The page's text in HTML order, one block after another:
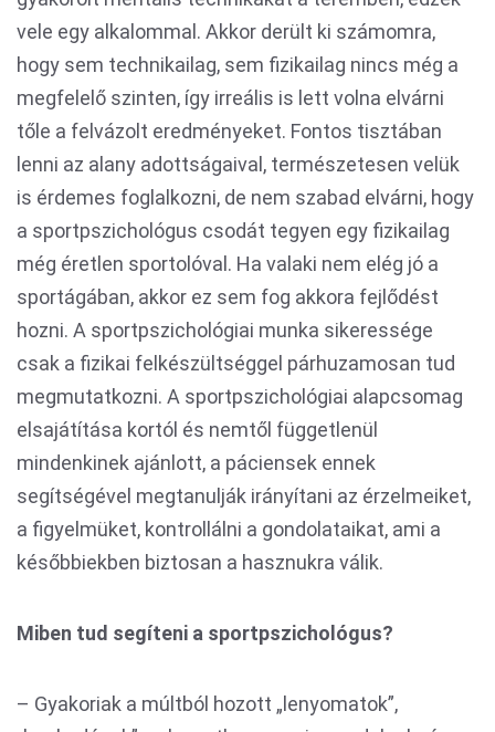
vele egy alkalommal. Akkor derült ki számomra,
hogy sem technikailag, sem fizikailag nincs még a
megfelelő szinten, így irreális is lett volna elvárni
tőle a felvázolt eredményeket. Fontos tisztában
lenni az alany adottságaival, természetesen velük
is érdemes foglalkozni, de nem szabad elvárni, hogy
a sportpszichológus csodát tegyen egy fizikailag
még éretlen sportolóval. Ha valaki nem elég jó a
sportágában, akkor ez sem fog akkora fejlődést
hozni. A sportpszichológiai munka sikeressége
csak a fizikai felkészültséggel párhuzamosan tud
megmutatkozni. A sportpszichológiai alapcsomag
elsajátítása kortól és nemtől függetlenül
mindenkinek ajánlott, a páciensek ennek
segítségével megtanulják irányítani az érzelmeiket,
a figyelmüket, kontrollálni a gondolataikat, ami a
későbbiekben biztosan a hasznukra válik.
Miben tud segíteni a sportpszichológus?
– Gyakoriak a múltból hozott „lenyomatok”,